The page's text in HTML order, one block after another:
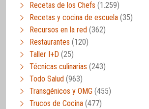
Recetas de los Chefs (1.259)
Recetas y cocina de escuela (35)
Recursos en la red (362)
Restaurantes (120)
Taller I+D (25)
Técnicas culinarias (243)
Todo Salud (963)
Transgénicos y OMG (455)
Trucos de Cocina (477)